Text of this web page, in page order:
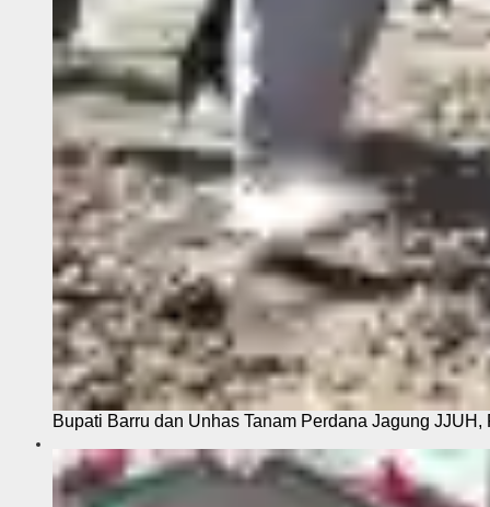
Bupati Barru dan Unhas Tanam Perdana Jagung